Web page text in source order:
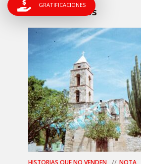
Relacionados
HISTORIAS QUE NO VENDEN NOTA
GRATIFICACIONES